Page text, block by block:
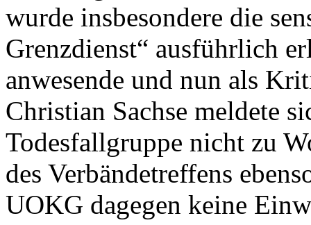
wurde insbesondere die
Grenzdienst“ ausführlich
anwesende und nun als
Christian Sachse meldete
Todesfallgruppe nicht zu
des Verbändetreffens
UOKG dagegen keine